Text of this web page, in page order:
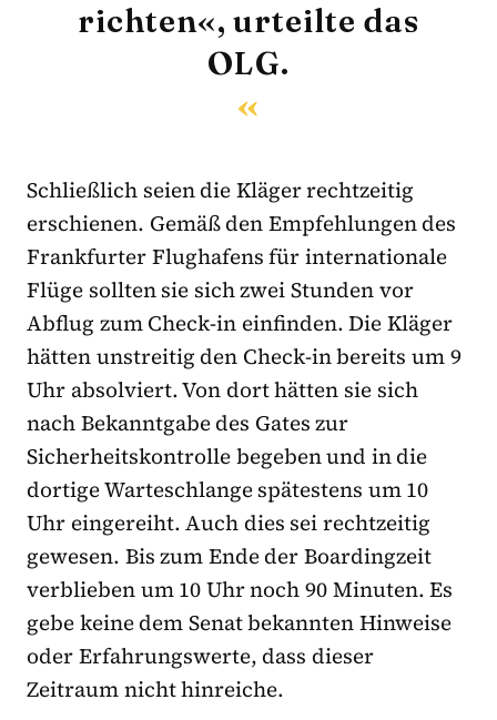
richten«, urteilte das
OLG.
Schließlich seien die Kläger rechtzeitig
erschienen. Gemäß den Empfehlungen des
Frankfurter Flughafens für internationale
Flüge sollten sie sich zwei Stunden vor
Abflug zum Check-in einfinden. Die Kläger
hätten unstreitig den Check-in bereits um 9
Uhr absolviert. Von dort hätten sie sich
nach Bekanntgabe des Gates zur
Sicherheitskontrolle begeben und in die
dortige Warteschlange spätestens um 10
Uhr eingereiht. Auch dies sei rechtzeitig
gewesen. Bis zum Ende der Boardingzeit
verblieben um 10 Uhr noch 90 Minuten. Es
gebe keine dem Senat bekannten Hinweise
oder Erfahrungswerte, dass dieser
Zeitraum nicht hinreiche.